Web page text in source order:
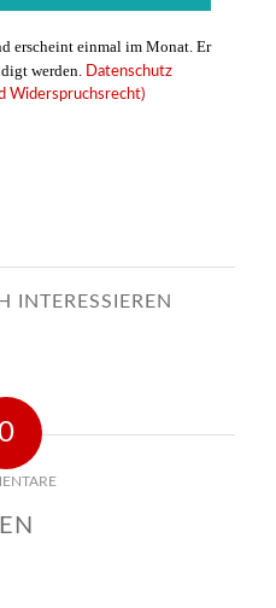
erscheint einmal im Monat. Er
werden.
Datenschutz
Widerspruchsrecht)
INTERESSIEREN